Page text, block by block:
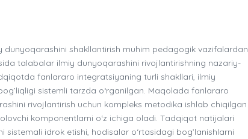
shakllantirish muhim pedagogik vazifalardan
talabalar ilmiy dunyoqarashini rivojlantirishning nazariy-
fanlararo integratsiyaning turli shakllari, ilmiy
sistemli tarzda o‘rganilgan. Maqolada fanlararo
rivojlantirish uchun kompleks metodika ishlab chiqilgan
komponentlarni o‘z ichiga oladi. Tadqiqot natijalari
idrok etishi, hodisalar o‘rtasidagi bog’lanishlarni